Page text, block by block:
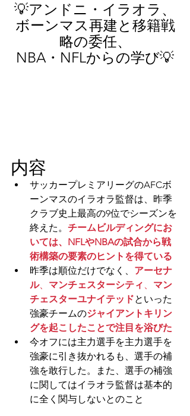
💡アンドニ・イラオラ、
ボーンマス再建と移籍戦
略の委任、
NBA・NFLからの学び💡
内容
サッカープレミアリーグのAFCボ
ーンマスのイラオラ監督は、昨季
クラブ史上最高の9位でシーズンを
終えた。 チームビルディングにお
いては、NFLやNBAの試合から戦
術構築の要素のヒントを得ている
昨季は順位だけでなく、 アーセナ
ル、 マンチェスターシティ
マン
チェスターユナイテッドといった
強豪チームのジャイアントキリン
グを起こしたことで注目を浴びた
今オフには主力選手を主力選手を
強豪に引き抜かれるも、選手の補
強を敢行した。また、選手の補強
に関してはイラオラ監督は基本的
に全く関与しないとのこと